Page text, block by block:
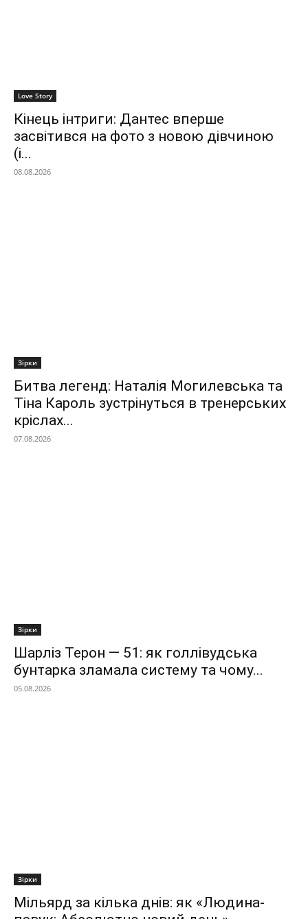
Love Story
Кінець інтриги: Дантес вперше
засвітився на фото з новою дівчиною
(і...
08.08.2026
Зірки
Битва легенд: Наталія Могилевська та
Тіна Кароль зустрінуться в тренерських
кріслах...
07.08.2026
Зірки
Шарліз Терон — 51: як голлівудська
бунтарка зламала систему та чому...
05.08.2026
Зірки
Мільярд за кілька днів: як «Людина-